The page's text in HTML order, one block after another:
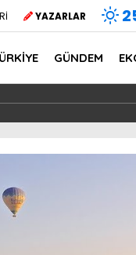
YAZARLAR
GÜNDEM